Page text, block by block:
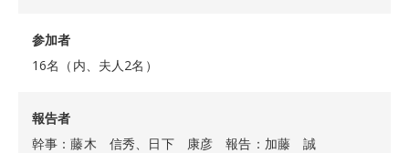
参加者
16名（内、夫人2名）
報告者
幹事：藤木 信秀、日下 康彦 報告：加藤 誠